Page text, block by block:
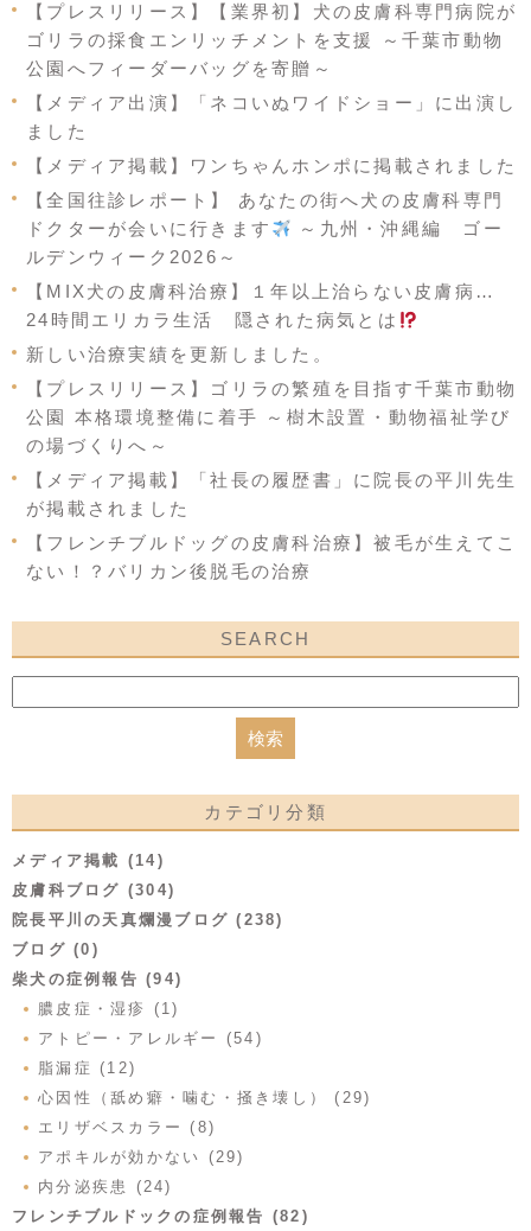
【プレスリリース】【業界初】犬の皮膚科専門病院が
ゴリラの採食エンリッチメントを支援 ～千葉市動物
公園へフィーダーバッグを寄贈～
【メディア出演】「ネコいぬワイドショー」に出演し
ました
【メディア掲載】ワンちゃんホンポに掲載されました
【全国往診レポート】 あなたの街へ犬の皮膚科専門
ドクターが会いに行きます
～九州・沖縄編 ゴー
ルデンウィーク2026～
【MIX犬の皮膚科治療】１年以上治らない皮膚病…
24時間エリカラ生活 隠された病気とは
新しい治療実績を更新しました。
【プレスリリース】ゴリラの繁殖を目指す千葉市動物
公園 本格環境整備に着手 ～樹木設置・動物福祉学び
の場づくりへ～
【メディア掲載】「社長の履歴書」に院長の平川先生
が掲載されました
【フレンチブルドッグの皮膚科治療】被毛が生えてこ
ない！？バリカン後脱毛の治療
SEARCH
カテゴリ分類
メディア掲載 (14)
皮膚科ブログ (304)
院長平川の天真爛漫ブログ (238)
ブログ (0)
柴犬の症例報告 (94)
膿皮症・湿疹 (1)
アトピー・アレルギー (54)
脂漏症 (12)
心因性（舐め癖・噛む・掻き壊し） (29)
エリザベスカラー (8)
アポキルが効かない (29)
内分泌疾患 (24)
フレンチブルドックの症例報告 (82)